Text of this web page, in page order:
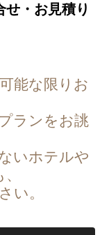
せ・お見積り
能な限りお
ランをお誂
いホテルや
い。